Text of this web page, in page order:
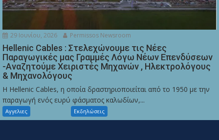
29 Ιουνίου, 2026 Permissos Newsroom
Hellenic Cables : Στελεχώνουμε τις Νέες
Παραγωγικές μας Γραμμές Λόγω Νέων Επενδύσεων
-Αναζητούμε Χειριστές Μηχανών , Ηλεκτρολόγους
& Μηχανολόγους
Η Hellenic Cables, η οποία δραστηριοποιείται από το 1950 με την
παραγωγή ενός ευρύ φάσματος καλωδίων,...
Αγγελιες Εκδηλώσεις